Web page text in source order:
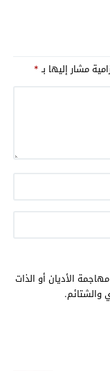
مشار إليها بـ*
الأديان أو الذات
والشتائم.